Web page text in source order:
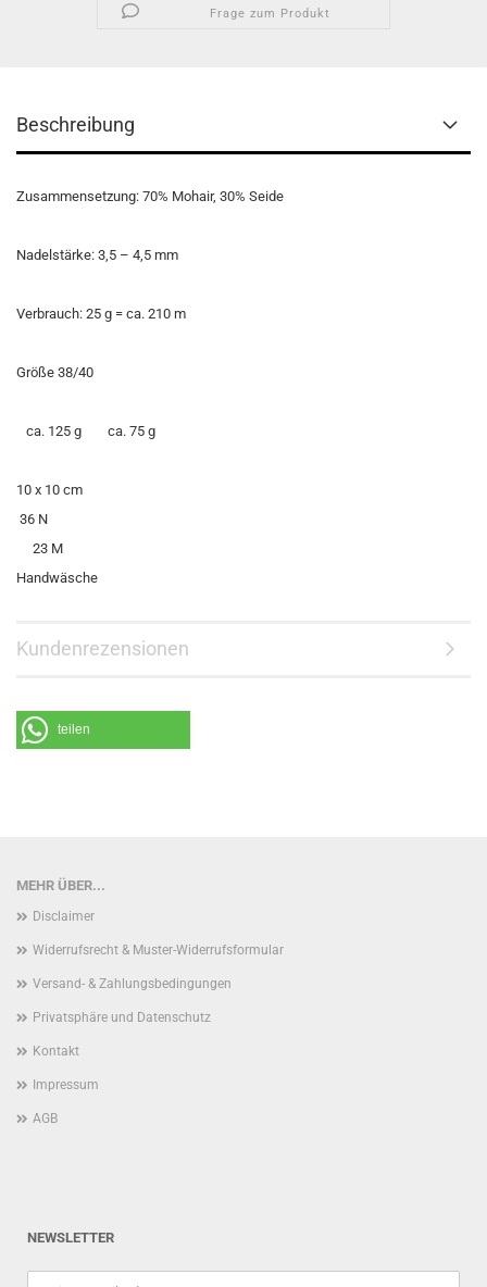
Frage zum Produkt
Beschreibung
Zusammensetzung: 70% Mohair, 30% Seide
Nadelstärke: 3,5 – 4,5 mm
Verbrauch: 25 g = ca. 210 m
Größe 38/40
ca. 125 g ca. 75 g
10 x 10 cm
36 N
23 M
Handwäsche
Kundenrezensionen
teilen
MEHR ÜBER...
Disclaimer
Widerrufsrecht & Muster-Widerrufsformular
Versand- & Zahlungsbedingungen
Privatsphäre und Datenschutz
Kontakt
Impressum
AGB
NEWSLETTER